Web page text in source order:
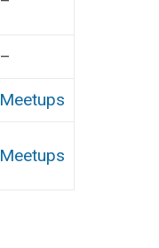
–
Meetups
Meetups